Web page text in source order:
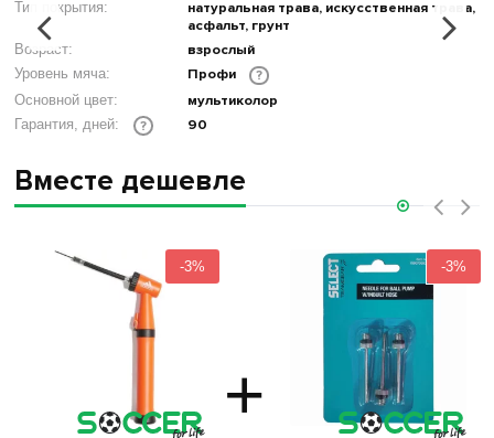
Тип покрытия:
натуральная трава, искусственная трава,
асфальт, грунт
Возраст: взрослый
Уровень мяча: Профи ?
Основной цвет: мультиколор
Гарантия, дней: ? 90
Вместе дешевле
-3%
+
-3%